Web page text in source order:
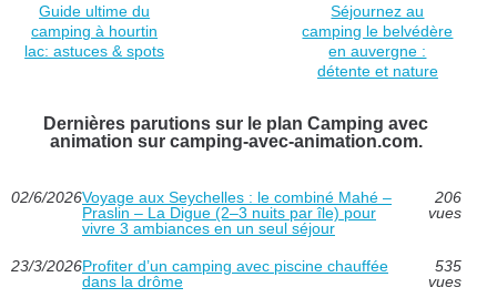
Guide ultime du
camping à hourtin
lac: astuces & spots
Séjournez au
camping le belvédère
en auvergne :
détente et nature
Dernières parutions sur le plan Camping avec
animation sur camping-avec-animation.com.
02/6/2026Voyage aux Seychelles : le combiné Mahé –
Praslin – La Digue (2–3 nuits par île) pour
vivre 3 ambiances en un seul séjour
206
vues
23/3/2026Profiter d’un camping avec piscine chauffée
dans la drôme
535
vues